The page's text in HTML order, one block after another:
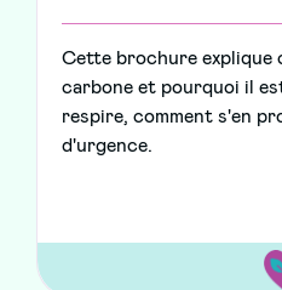
Cette brochure explique
carbone et pourquoi il
respire, comment s'en
d'urgence.